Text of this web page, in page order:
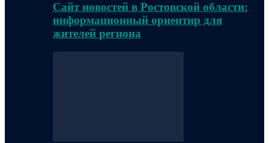
Сайт новостей в Ростовской области:
информационный ориентир для
жителей региона